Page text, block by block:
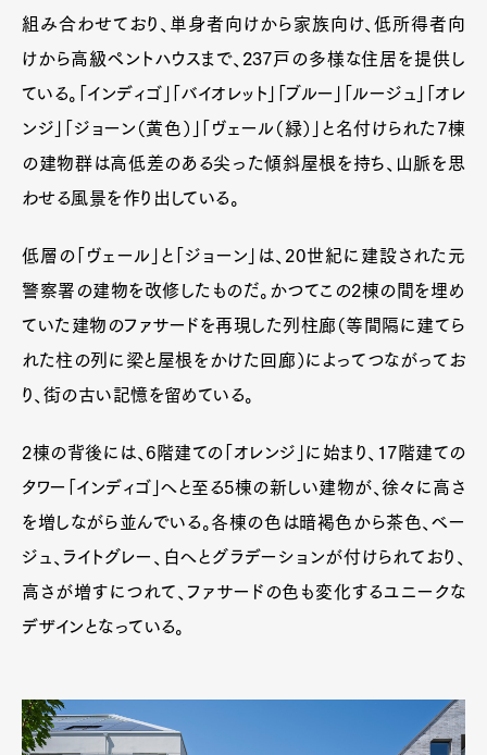
組み合わせており、単身者向けから家族向け、低所得者向
けから高級ペントハウスまで、237戸の多様な住居を提供し
ている。「インディゴ」「バイオレット」「ブルー」「ルージュ」「オレ
ンジ」「ジョーン（黄色）」「ヴェール（緑）」と名付けられた7棟
の建物群は高低差のある尖った傾斜屋根を持ち、山脈を思
わせる風景を作り出している。
低層の「ヴェール」と「ジョーン」は、20世紀に建設された元
警察署の建物を改修したものだ。かつてこの2棟の間を埋め
ていた建物のファサードを再現した列柱廊（等間隔に建てら
れた柱の列に梁と屋根をかけた回廊）によってつながってお
り、街の古い記憶を留めている。
2棟の背後には、6階建ての「オレンジ」に始まり、17階建ての
タワー「インディゴ」へと至る5棟の新しい建物が、徐々に高さ
を増しながら並んでいる。各棟の色は暗褐色から茶色、ベー
ジュ、ライトグレー、白へとグラデーションが付けられており、
高さが増すにつれて、ファサードの色も変化するユニークな
デザインとなっている。